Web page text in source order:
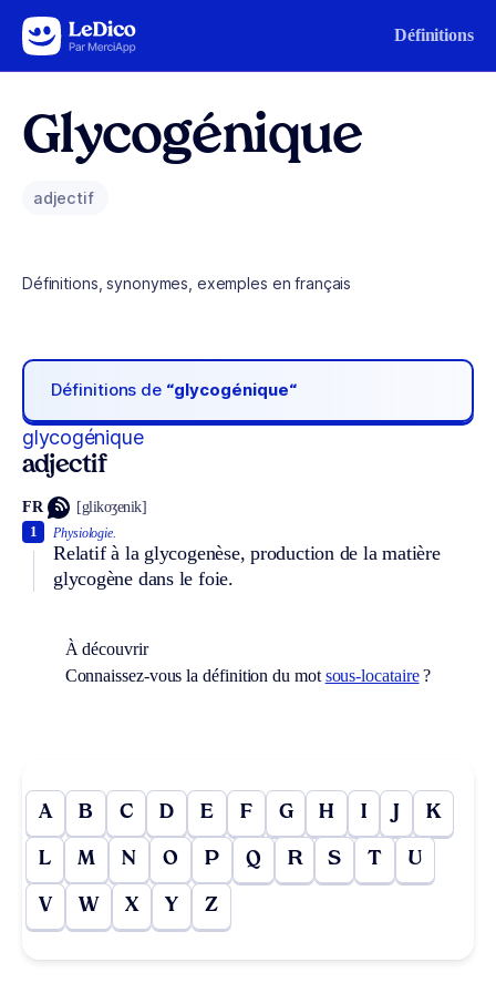
Aller au contenu Définitions
Glycogénique
adjectif
Définitions, synonymes, exemples en français
Définitions de “glycogénique“
glycogénique
adjectif
FR [glikoʒenik]
Physiologie.
Relatif à la glycogenèse, production de la matière
glycogène dans le foie.
1
À découvrir
Connaissez-vous la définition du mot sous-locataire?
A B C D E F G H I J K
L M N O P Q R S T U
V W X Y Z